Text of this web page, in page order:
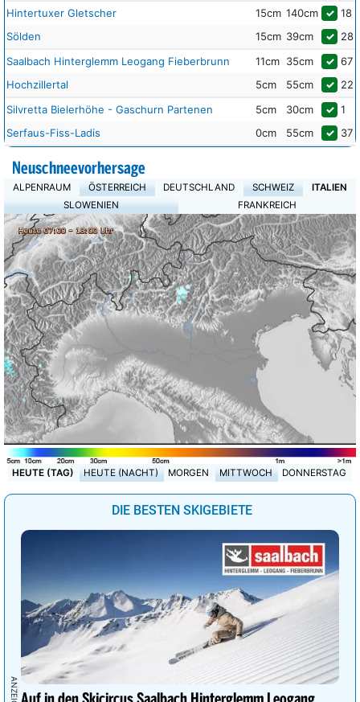
Hintertuxer Gletscher
15cm 140cm ✓ 18
Sölden
15cm 39cm ✓ 28
Saalbach Hinterglemm Leogang Fieberbrunn
11cm 35cm ✓ 67
Hochzillertal
5cm 55cm ✓ 22
Silvretta Bielerhöhe - Gaschurn Partenen
5cm 30cm ✓ 1
Serfaus-Fiss-Ladis
0cm 55cm ✓ 37
Neuschneevorhersage
ALPENRAUM ÖSTERREICH DEUTSCHLAND SCHWEIZ
ITALIEN
SLOWENIEN
FRANKREICH
HEUTE (TAG) HEUTE (NACHT) MORGEN MITTWOCH DONNERSTAG
DIE BESTEN SKIGEBIETE